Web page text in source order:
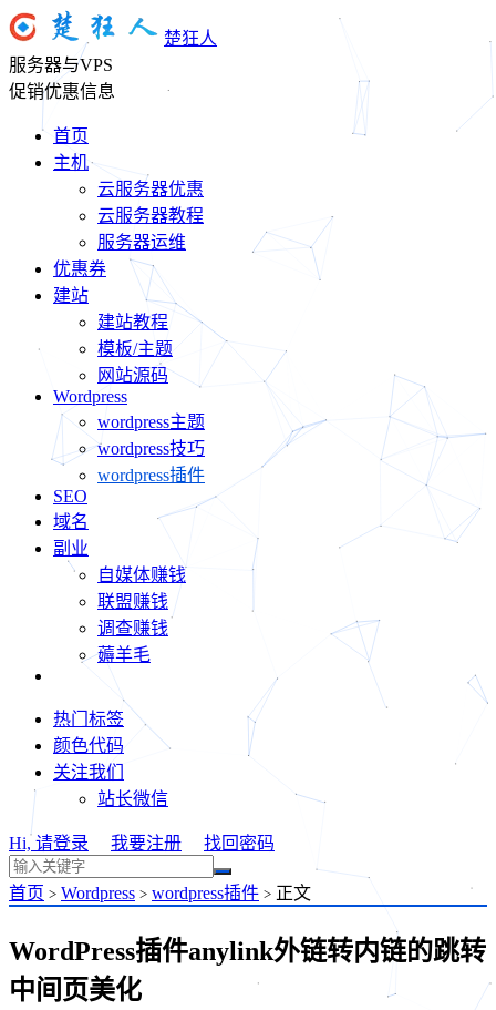
楚狂人
服务器与VPS
促销优惠信息
首页
主机
云服务器优惠
云服务器教程
服务器运维
优惠券
建站
建站教程
模板/主题
网站源码
Wordpress
wordpress主题
wordpress技巧
wordpress插件
SEO
域名
副业
自媒体赚钱
联盟赚钱
调查赚钱
薅羊毛
热门标签
颜色代码
关注我们
站长微信
Hi, 请登录 我要注册 找回密码
首页 > Wordpress > wordpress插件 > 正文
WordPress插件anylink外链转内链的跳转
中间页美化